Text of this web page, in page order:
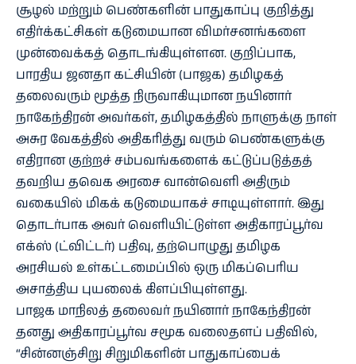
சூழல் மற்றும் பெண்களின் பாதுகாப்பு குறித்து
எதிர்க்கட்சிகள் கடுமையான விமர்சனங்களை
முன்வைக்கத் தொடங்கியுள்ளன. குறிப்பாக,
பாரதிய ஜனதா கட்சியின் (பாஜக) தமிழகத்
தலைவரும் மூத்த நிருவாகியுமான நயினார்
நாகேந்திரன் அவர்கள், தமிழகத்தில் நாளுக்கு நாள்
அசுர வேகத்தில் அதிகரித்து வரும் பெண்களுக்கு
எதிரான குற்றச் சம்பவங்களைக் கட்டுப்படுத்தத்
தவறிய தவெக அரசை வான்வெளி அதிரும்
வகையில் மிகக் கடுமையாகச் சாடியுள்ளார். இது
தொடர்பாக அவர் வெளியிட்டுள்ள அதிகாரப்பூர்வ
எக்ஸ் (ட்விட்டர்) பதிவு, தற்பொழுது தமிழக
அரசியல் உள்கட்டமைப்பில் ஒரு மிகப்பெரிய
அசாத்திய புயலைக் கிளப்பியுள்ளது.
பாஜக மாநிலத் தலைவர் நயினார் நாகேந்திரன்
தனது அதிகாரப்பூர்வ சமூக வலைதளப் பதிவில்,
“சின்னஞ்சிறு சிறுமிகளின் பாதுகாப்பைக்